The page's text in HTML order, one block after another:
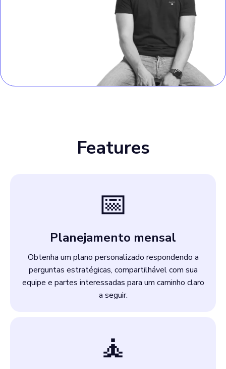
Features
📅
Planejamento mensal
Obtenha um plano personalizado respondendo a
perguntas estratégicas, compartilhável com sua
equipe e partes interessadas para um caminho claro
a seguir.
🧘